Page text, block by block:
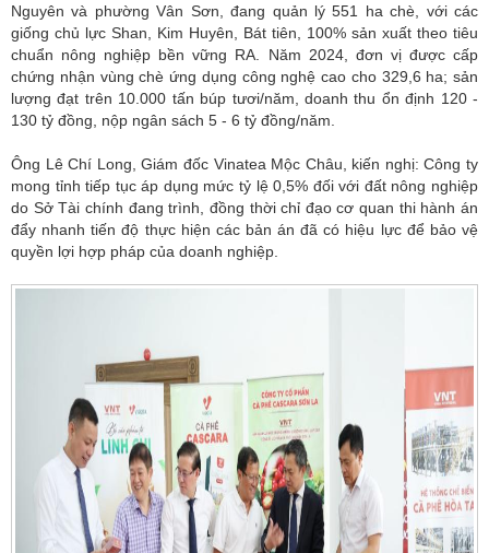
Nguyên và phường Vân Sơn, đang quản lý 551 ha chè, với các
giống chủ lực Shan, Kim Huyên, Bát tiên, 100% sản xuất theo tiêu
chuẩn nông nghiệp bền vững RA. Năm 2024, đơn vị được cấp
chứng nhận vùng chè ứng dụng công nghệ cao cho 329,6 ha; sản
lượng đạt trên 10.000 tấn búp tươi/năm, doanh thu ổn định 120 -
130 tỷ đồng, nộp ngân sách 5 - 6 tỷ đồng/năm.
Ông Lê Chí Long, Giám đốc Vinatea Mộc Châu, kiến nghị: Công ty
mong tỉnh tiếp tục áp dụng mức tỷ lệ 0,5% đối với đất nông nghiệp
do Sở Tài chính đang trình, đồng thời chỉ đạo cơ quan thi hành án
đẩy nhanh tiến độ thực hiện các bản án đã có hiệu lực để bảo vệ
quyền lợi hợp pháp của doanh nghiệp.